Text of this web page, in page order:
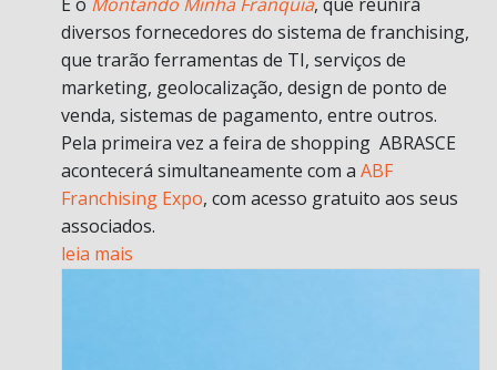
diversos fornecedores do sistema de franchising,
que trarão ferramentas de TI, serviços de
marketing, geolocalização, design de ponto de
venda, sistemas de pagamento, entre outros.
Pela primeira vez a feira de shopping ABRASCE
acontecerá simultaneamente com a ABF
Franchising Expo, com acesso gratuito aos seus
associados.
leia mais